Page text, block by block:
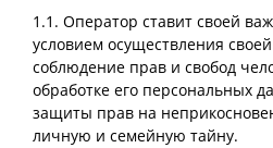
1.1. Оператор ставит своей
условием осуществления
соблюдение прав и свобод
обработке его персональных
защиты прав на
личную и семейную тайну.